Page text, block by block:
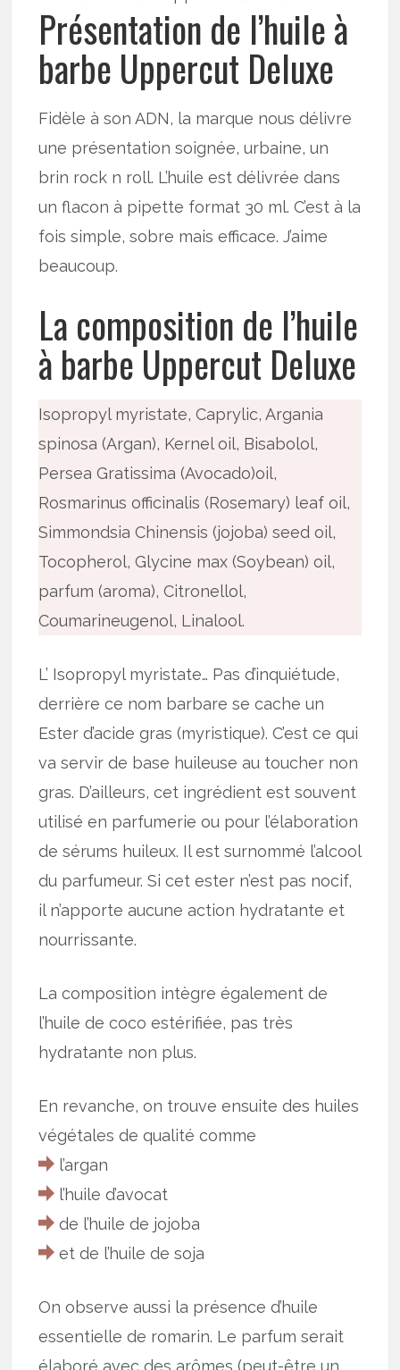
Présentation de l’huile à
barbe Uppercut Deluxe
Fidèle à son ADN, la marque nous délivre
une présentation soignée, urbaine, un
brin rock n roll. L’huile est délivrée dans
un flacon à pipette format 30 ml. C’est à la
fois simple, sobre mais efficace. J’aime
beaucoup.
La composition de l’huile
à barbe Uppercut Deluxe
Isopropyl myristate, Caprylic, Argania
spinosa (Argan), Kernel oil, Bisabolol,
Persea Gratissima (Avocado)oil,
Rosmarinus officinalis (Rosemary) leaf oil,
Simmondsia Chinensis (jojoba) seed oil,
Tocopherol, Glycine max (Soybean) oil,
parfum (aroma), Citronellol,
Coumarineugenol, Linalool.
L’ Isopropyl myristate… Pas d’inquiétude,
derrière ce nom barbare se cache un
Ester d’acide gras (myristique). C’est ce qui
va servir de base huileuse au toucher non
gras. D’ailleurs, cet ingrédient est souvent
utilisé en parfumerie ou pour l’élaboration
de sérums huileux. Il est surnommé l’alcool
du parfumeur. Si cet ester n’est pas nocif,
il n’apporte aucune action hydratante et
nourrissante.
La composition intègre également de
l’huile de coco estérifiée, pas très
hydratante non plus.
En revanche, on trouve ensuite des huiles
végétales de qualité comme
l’argan
l’huile d’avocat
de l’huile de jojoba
et de l’huile de soja
On observe aussi la présence d’huile
essentielle de romarin. Le parfum serait
élaboré avec des arômes (peut-être un